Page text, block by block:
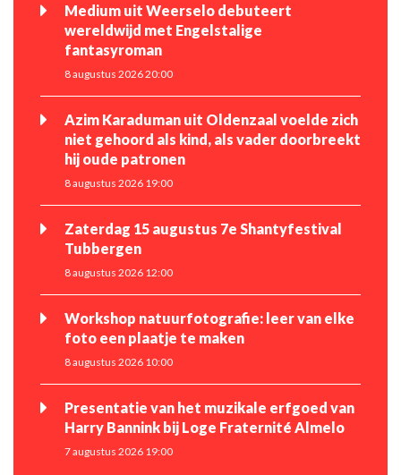
Medium uit Weerselo debuteert
wereldwijd met Engelstalige
fantasyroman
8 augustus 2026 20:00
Azim Karaduman uit Oldenzaal voelde zich
niet gehoord als kind, als vader doorbreekt
hij oude patronen
8 augustus 2026 19:00
Zaterdag 15 augustus 7e Shantyfestival
Tubbergen
8 augustus 2026 12:00
Workshop natuurfotografie: leer van elke
foto een plaatje te maken
8 augustus 2026 10:00
Presentatie van het muzikale erfgoed van
Harry Bannink bij Loge Fraternité Almelo
7 augustus 2026 19:00